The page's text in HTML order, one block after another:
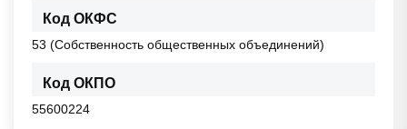
Код ОКФС
53 (Собственность общественных объединений)
Код ОКПО
55600224